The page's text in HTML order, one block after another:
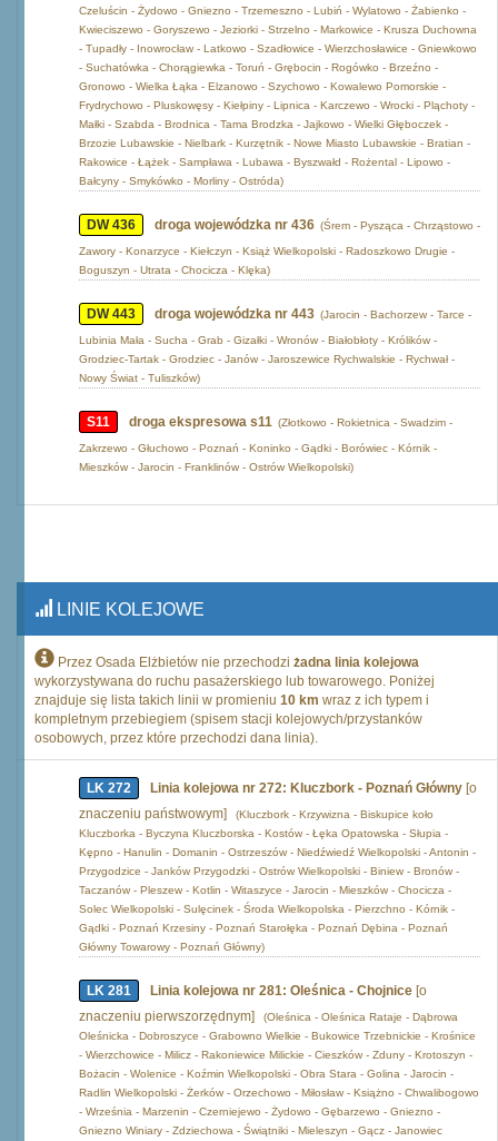
Czeluścin - Żydowo - Gniezno - Trzemeszno - Lubiń - Wylatowo - Żabienko -
Kwieciszewo - Goryszewo - Jeziorki - Strzelno - Markowice - Krusza Duchowna
- Tupadły - Inowrocław - Latkowo - Szadłowice - Wierzchosławice - Gniewkowo
- Suchatówka - Chorągiewka - Toruń - Grębocin - Rogówko - Brzeźno -
Gronowo - Wielka Łąka - Elzanowo - Szychowo - Kowalewo Pomorskie -
Frydrychowo - Pluskowęsy - Kiełpiny - Lipnica - Karczewo - Wrocki - Pląchoty -
Małki - Szabda - Brodnica - Tama Brodzka - Jajkowo - Wielki Głęboczek -
Brzozie Lubawskie - Nielbark - Kurzętnik - Nowe Miasto Lubawskie - Bratian -
Rakowice - Łążek - Sampława - Lubawa - Byszwałd - Rożental - Lipowo -
Bałcyny - Smykówko - Morliny - Ostróda)
DW 436 droga wojewódzka nr 436 (Śrem - Pysząca - Chrząstowo -
Zawory - Konarzyce - Kiełczyn - Książ Wielkopolski - Radoszkowo Drugie -
Boguszyn - Utrata - Chocicza - Klęka)
DW 443 droga wojewódzka nr 443 (Jarocin - Bachorzew - Tarce -
Lubinia Mała - Sucha - Grab - Gizałki - Wronów - Białobłoty - Królików -
Grodziec-Tartak - Grodziec - Janów - Jaroszewice Rychwalskie - Rychwał -
Nowy Świat - Tuliszków)
S11 droga ekspresowa s11 (Złotkowo - Rokietnica - Swadzim -
Zakrzewo - Głuchowo - Poznań - Koninko - Gądki - Borówiec - Kórnik -
Mieszków - Jarocin - Franklinów - Ostrów Wielkopolski)
LINIE KOLEJOWE
Przez Osada Elżbietów nie przechodzi żadna linia kolejowa
wykorzystywana do ruchu pasażerskiego lub towarowego. Poniżej
znajduje się lista takich linii w promieniu 10 km wraz z ich typem i
kompletnym przebiegiem (spisem stacji kolejowych/przystanków
osobowych, przez które przechodzi dana linia).
LK 272 Linia kolejowa nr 272: Kluczbork - Poznań Główny [o
znaczeniu państwowym]
(Kluczbork - Krzywizna - Biskupice koło
Kluczborka - Byczyna Kluczborska - Kostów - Łęka Opatowska - Słupia -
Kępno - Hanulin - Domanin - Ostrzeszów - Niedźwiedź Wielkopolski - Antonin -
Przygodzice - Janków Przygodzki - Ostrów Wielkopolski - Biniew - Bronów -
Taczanów - Pleszew - Kotlin - Witaszyce - Jarocin - Mieszków - Chocicza -
Solec Wielkopolski - Sulęcinek - Środa Wielkopolska - Pierzchno - Kórnik -
Gądki - Poznań Krzesiny - Poznań Starołęka - Poznań Dębina - Poznań
Główny Towarowy - Poznań Główny)
LK 281 Linia kolejowa nr 281: Oleśnica - Chojnice [o
znaczeniu pierwszorzędnym]
(Oleśnica - Oleśnica Rataje - Dąbrowa
Oleśnicka - Dobroszyce - Grabowno Wielkie - Bukowice Trzebnickie - Krośnice
- Wierzchowice - Milicz - Rakoniewice Milickie - Cieszków - Zduny - Krotoszyn -
Bożacin - Wolenice - Koźmin Wielkopolski - Obra Stara - Golina - Jarocin -
Radlin Wielkopolski - Żerków - Orzechowo - Miłosław - Książno - Chwalibogowo
- Września - Marzenin - Czerniejewo - Żydowo - Gębarzewo - Gniezno -
Gniezno Winiary - Zdziechowa - Świątniki - Mieleszyn - Gącz - Janowiec